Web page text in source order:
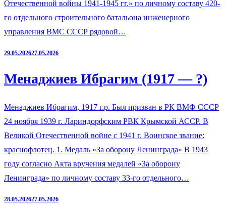
Отечественной войны 1941-1945 гг.» по личному составу 420-
го отдельного строительного батальона инженерного
управления ВМС СССР рядовой…
29.05.202627.05.2026
Менаджиев Ибрагим (1917 — ?)
Менаджиев Ибрагим, 1917 г.р. Был призван в РК ВМФ СССР
24 ноября 1939 г. Лариндорфским РВК Крымской АССР. В
Великой Отечественной войне с 1941 г. Воинское звание:
краснофлотец. 1. Медаль «За оборону Ленинграда» В 1943
году согласно Акта вручения медалей «За оборону
Ленинграда» по личному составу 33-го отдельного…
28.05.202627.05.2026